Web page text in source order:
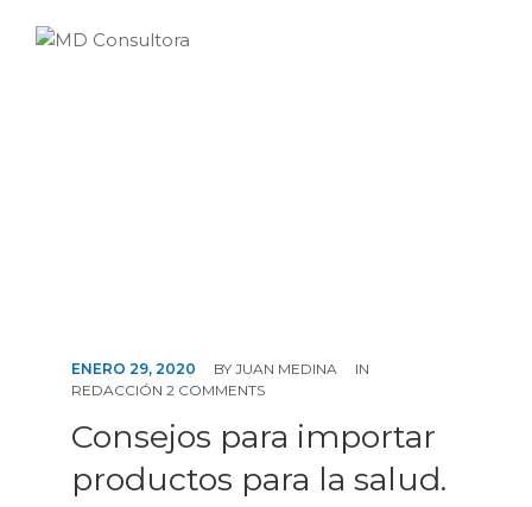
ENERO 29, 2020 BY JUAN MEDINA
IN
REDACCIÓN 2 COMMENTS
Consejos para importar
productos para la salud.